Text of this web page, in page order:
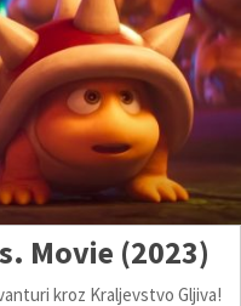
Movie (2023)
kroz Kraljevstvo Gljiva!